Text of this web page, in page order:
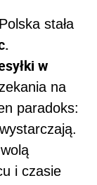
stała
w
na
paradoks:
i czasie